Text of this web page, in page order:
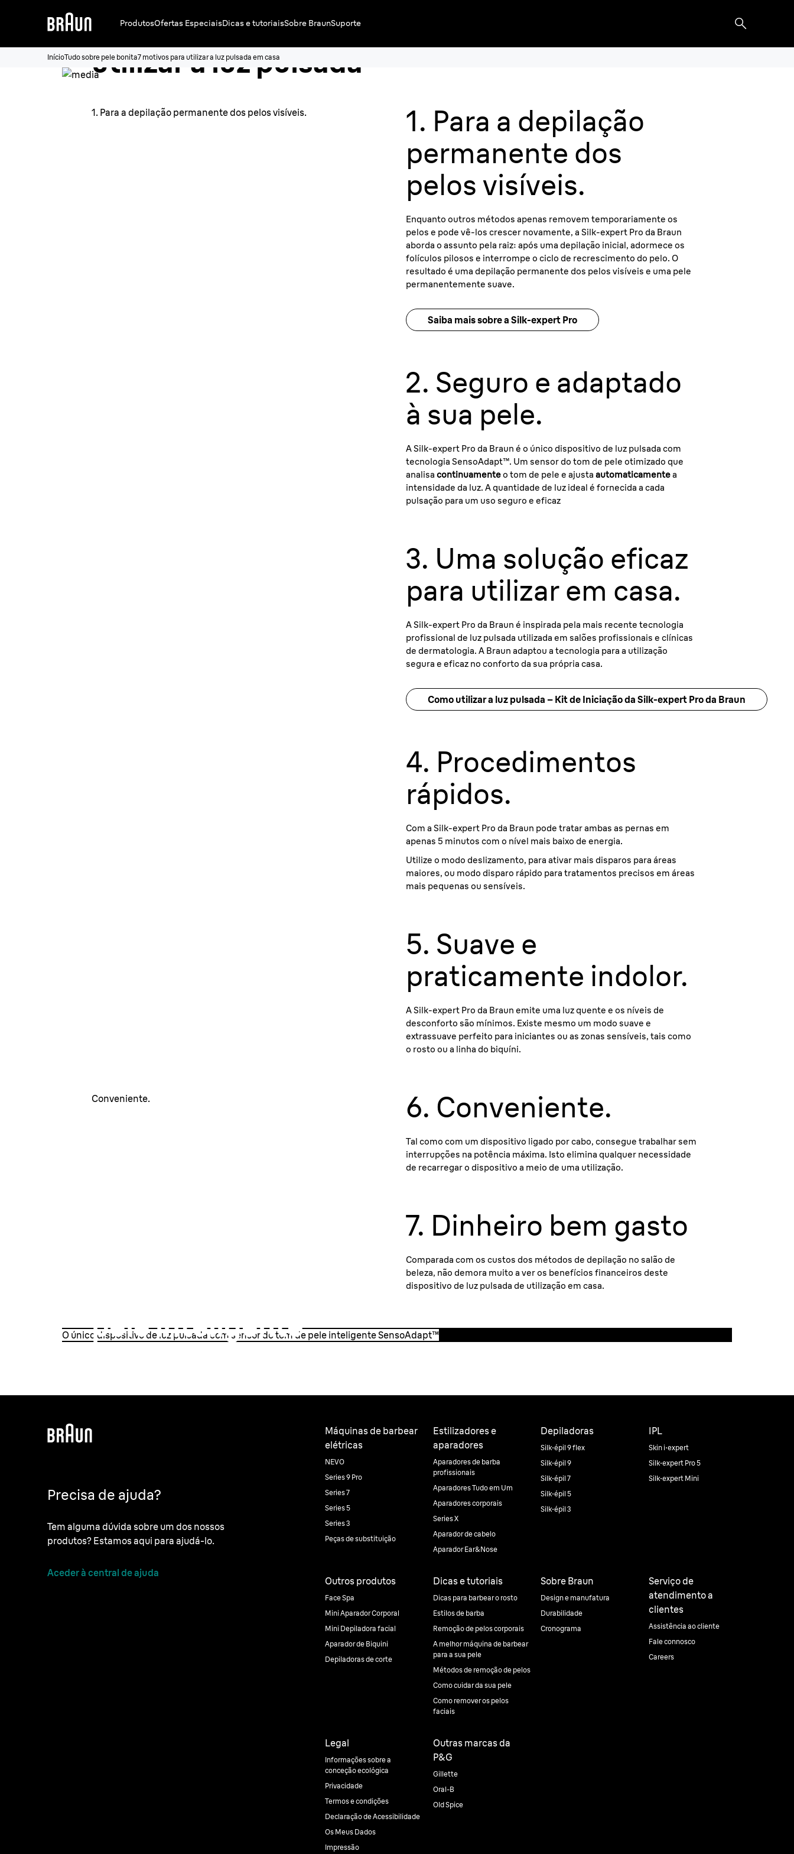
ProdutosOfertas EspeciaisDicas e tutoriaisSobre BraunSuporte
InícioTudo sobre pele bonita7 motivos para utilizar a luz pulsada em casa
7 motivos para
utilizar a luz pulsada
1. Para a depilação
permanente dos
pelos visíveis.
Enquanto outros métodos apenas removem temporariamente os
pelos e pode vê-los crescer novamente, a Silk-expert Pro da Braun
aborda o assunto pela raiz: após uma depilação inicial, adormece os
folículos pilosos e interrompe o ciclo de recrescimento do pelo. O
resultado é uma depilação permanente dos pelos visíveis e uma pele
permanentemente suave.
Saiba mais sobre a Silk-expert Pro
1. Para a depilação permanente dos pelos visíveis.
2. Seguro e adaptado
à sua pele.
A Silk-expert Pro da Braun é o único dispositivo de luz pulsada com
tecnologia SensoAdapt™. Um sensor do tom de pele otimizado que
analisa continuamenteo tom de pele e ajusta automaticamentea
intensidade da luz. A quantidade de luz ideal é fornecida a cada
pulsação para um uso seguro e eficaz
3. Uma solução eficaz
para utilizar em casa.
A Silk-expert Pro da Braun é inspirada pela mais recente tecnologia
profissional de luz pulsada utilizada em salões profissionais e clínicas
de dermatologia. A Braun adaptou a tecnologia para a utilização
segura e eficaz no conforto da sua própria casa.
Como utilizar a luz pulsada – Kit de Iniciação da Silk-expert Pro da Braun
4. Procedimentos
rápidos.
Com a Silk-expert Pro da Braun pode tratar ambas as pernas em
apenas 5 minutos com o nível mais baixo de energia.
Utilize o modo deslizamento, para ativar mais disparos para áreas
maiores, ou modo disparo rápido para tratamentos precisos em áreas
mais pequenas ou sensíveis.
5. Suave e
praticamente indolor.
A Silk-expert Pro da Braun emite uma luz quente e os níveis de
desconforto são mínimos. Existe mesmo um modo suave e
extrassuave perfeito para iniciantes ou as zonas sensíveis, tais como
o rosto ou a linha do biquíni.
6. Conveniente.
Tal como com um dispositivo ligado por cabo, consegue trabalhar sem
interrupções na potência máxima. Isto elimina qualquer necessidade
de recarregar o dispositivo a meio de uma utilização.
Conveniente.
7. Dinheiro bem gasto
Comparada com os custos dos métodos de depilação no salão de
beleza, não demora muito a ver os benefícios financeiros deste
dispositivo de luz pulsada de utilização em casa.
pele inteligente
Analisa continuamente o seu tom de pele e adapta a
O único dispositivo de luz pulsada com sensor do tom de pele inteligente SensoAdapt™
Precisa de ajuda?
Tem alguma dúvida sobre um dos nossos
produtos? Estamos aqui para ajudá-lo.
Aceder à central de ajuda
Máquinas de barbear
elétricas
NEVO
Series 9 Pro
Series 7
Series 5
Series 3
Peças de substituição
Estilizadores e
aparadores
Aparadores de barba
profissionais
Aparadores Tudo em Um
Aparadores corporais
Series X
Aparador de cabelo
Aparador Ear&Nose
Depiladoras
Silk·épil 9 flex
Silk·épil 9
Silk·épil 7
Silk·épil 5
Silk·épil 3
IPL
Skin i·expert
Silk·expert Pro 5
Silk·expert Mini
Outros produtos
Face Spa
Mini Aparador Corporal
Mini Depiladora facial
Aparador de Biquini
Depiladoras de corte
Dicas e tutoriais
Dicas para barbear o rosto
Estilos de barba
Remoção de pelos corporais
A melhor máquina de barbear
para a sua pele
Métodos de remoção de pelos
Como cuidar da sua pele
Como remover os pelos
faciais
Sobre Braun
Design e manufatura
Durabilidade
Cronograma
Serviço de
atendimento a
clientes
Assistência ao cliente
Fale connosco
Careers
Legal
Informações sobre a
conceção ecológica
Privacidade
Termos e condições
Declaração de Acessibilidade
Os Meus Dados
Impressão
Outras marcas da
P&G
Gillette
Oral-B
Old Spice